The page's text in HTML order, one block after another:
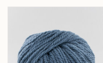
waterzuiveringsinstallatie.
Fonty besteedt veel
heeft op zijn label een QR
productieproces en de